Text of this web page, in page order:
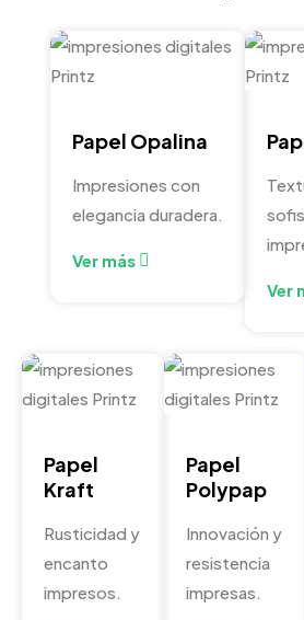
Papel Opalina
Impresiones con
elegancia duradera.
Ver más
Ver
Papel
Kraft
Rusticidad y
encanto
impresos.
Papel
Polypap
Innovación y
resistencia
impresas.